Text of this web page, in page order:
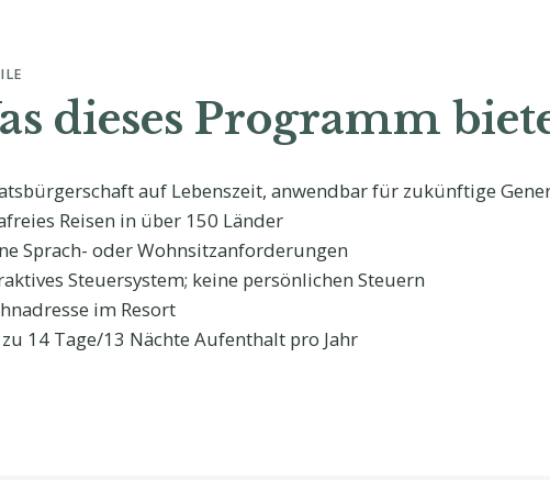
dieses Programm
auf Lebenszeit, anwendbar für zukünftige
Reisen in über 150 Länder
Sprach- oder Wohnsitzanforderungen
Steuersystem; keine persönlichen Steuern
im Resort
14 Tage/13 Nächte Aufenthalt pro Jahr